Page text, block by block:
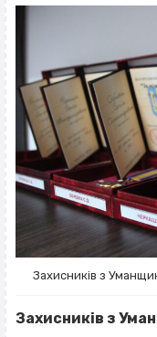
Захисників з
Захисників з